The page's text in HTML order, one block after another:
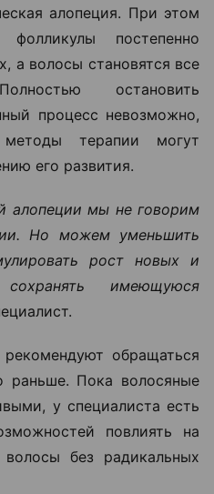
алопеция. При этом
фолликулы постепенно
а волосы становятся все
остановить
процесс невозможно,
терапии могут
его развития.
алопеции мы не говорим
Но можем уменьшить
рост новых и
имеющуюся
обращаться
Пока волосяные
у специалиста есть
повлиять на
без радикальных